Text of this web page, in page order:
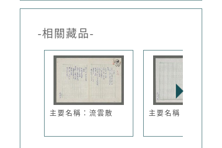
-相關藏品-
主要名稱：流雲散 主要名稱：就寢